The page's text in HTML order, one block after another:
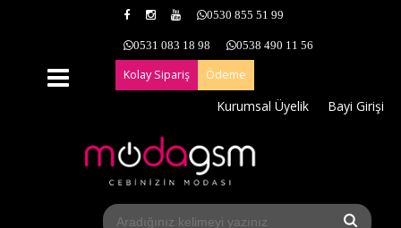
0530 855 51 99
0531 083 18 98 0538 490 11 56
Kolay Sipariş Ödeme
Kurumsal Üyelik Bayi Girişi